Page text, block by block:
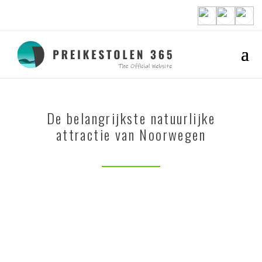
De belangrijkste natuurlijke
attractie van Noorwegen